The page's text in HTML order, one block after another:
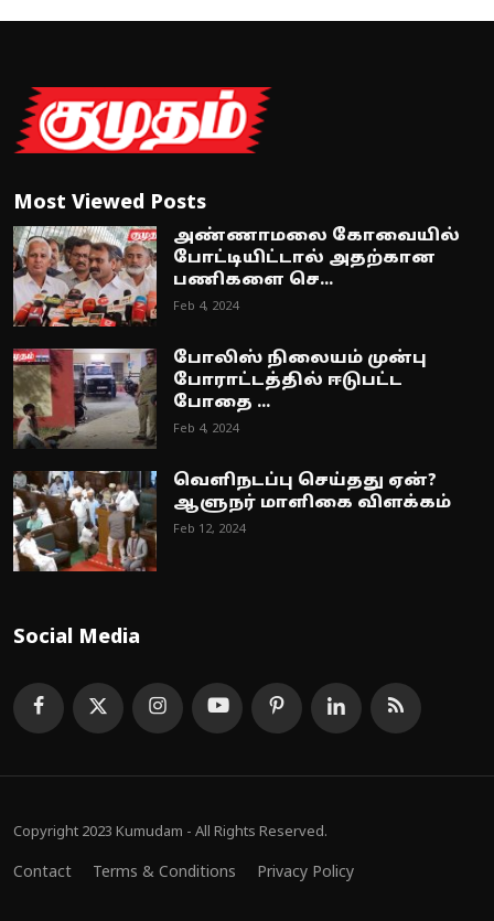
Most Viewed Posts
அண்ணாமலை கோவையில்
போட்டியிட்டால் அதற்கான
பணிகளை செ...
Feb 4, 2024
போலிஸ் நிலையம் முன்பு
போராட்டத்தில் ஈடுபட்ட
போதை ...
Feb 4, 2024
வெளிநடப்பு செய்தது ஏன்?
ஆளுநர் மாளிகை விளக்கம்
Feb 12, 2024
Social Media
Copyright 2023 Kumudam - All Rights Reserved.
Contact Terms & Conditions Privacy Policy